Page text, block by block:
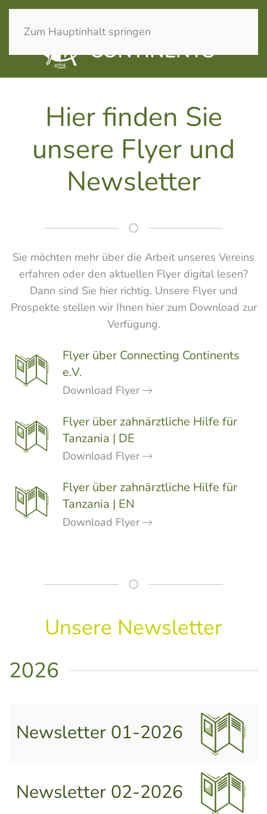
Zum Hauptinhalt springen
Hier finden Sie
unsere Flyer und
Newsletter
Sie möchten mehr über die Arbeit unseres Vereins
erfahren oder den aktuellen Flyer digital lesen?
Dann sind Sie hier richtig. Unsere Flyer und
Prospekte stellen wir Ihnen hier zum Download zur
Verfügung.
Flyer über Connecting Continents
e.V.
Download Flyer
Flyer über zahnärztliche Hilfe für
Tanzania | DE
Download Flyer
Flyer über zahnärztliche Hilfe für
Tanzania | EN
Download Flyer
Unsere Newsletter
2026
Newsletter 01-2026
Newsletter 02-2026